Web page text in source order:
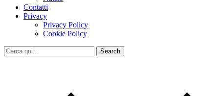
Contatti
Privacy
Privacy Policy
Cookie Policy